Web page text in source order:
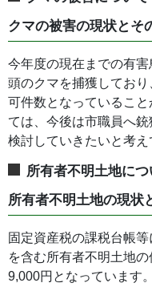
クマの被害の現状とそ
今年度の現在までの有
頭のクマを捕獲してお
可件数となっているこ
ては、今後は市職員へ
検討していきたいと考え
所有者不明土地につ
所有者不明土地の現状
固定資産税の課税台帳
を含む所有者不明土地
9,000円となっています